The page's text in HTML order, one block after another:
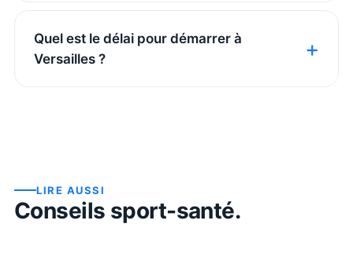
Quel est le délai pour démarrer à
Versailles ?
LIRE AUSSI
Conseils sport-santé.